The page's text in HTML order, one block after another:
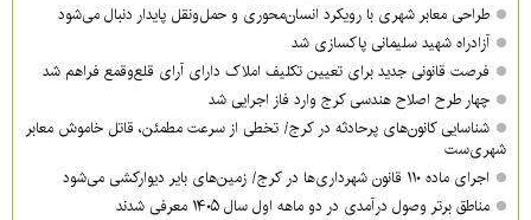
طراحی معابر شهری با رویکرد انسان‌محوری و حمل‌ونقل پایدار دنبال می‌شود
آزادراه شهید سلیمانی پاکسازی شد
فرصت قانونی جدید برای تعیین تکلیف املاک دارای آرای قلع‌وقمع فراهم شد
چهار طرح اصلاح هندسی کرج وارد فاز اجرایی شد
شناسایی کانون‌های پرحادثه در کرج/ تخطی از سرعت مطمئن، قاتل خاموش معابر
شهری‌ست
اجرای ماده ۱۱۰ قانون شهرداری‌ها در کرج/ زمین‌های بایر دیوارکشی می‌شود
مناطق برتر وصول درآمدی در دو ماهه اول سال ۱۴۰۵ معرفی شدند